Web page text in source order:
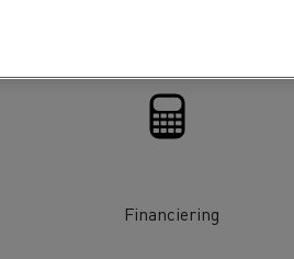
Financiering